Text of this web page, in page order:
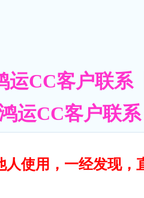
运CC客户联系
运CC客户联
使用，一经发现，